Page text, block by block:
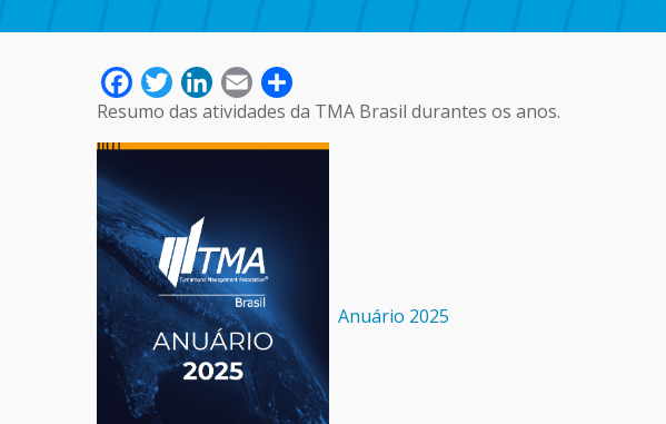
Facebook
TwitterLinkedIn
Email
Resumo das atividades da TMA Brasil durantes os anos.
Anuário 2025